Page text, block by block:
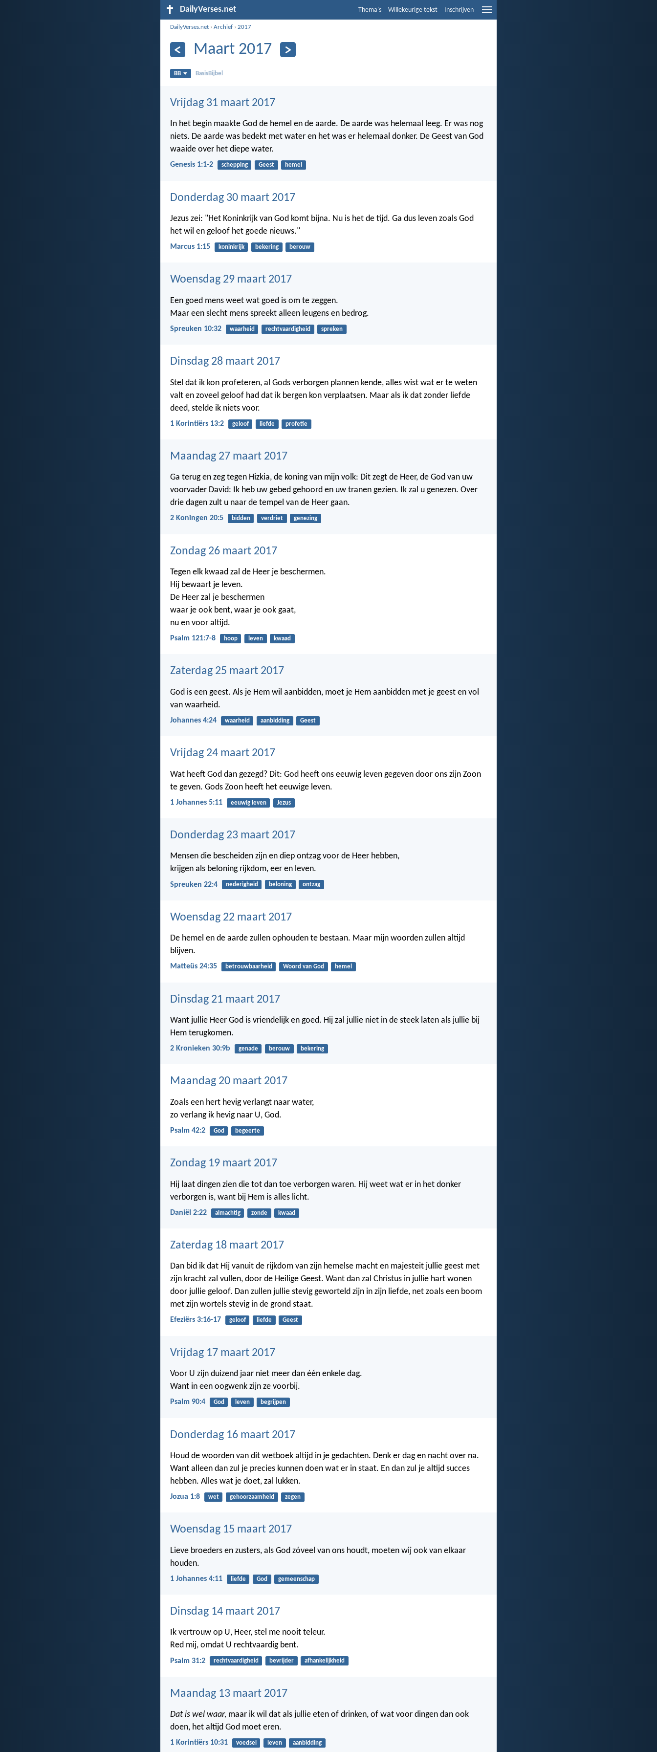
DailyVerses.net Thema's Willekeurige tekst Inschrijven
DailyVerses.net ›Archief ›2017
Maart 2017
BB BasisBijbel
Vrijdag 31 maart 2017
In het begin maakte God de hemel en de aarde. De aarde was helemaal leeg. Er was nog
niets. De aarde was bedekt met water en het was er helemaal donker. De Geest van God
waaide over het diepe water.
Genesis 1:1-2 schepping Geest hemel
Donderdag 30 maart 2017
Jezus zei: "Het Koninkrijk van God komt bijna. Nu is het de tijd. Ga dus leven zoals God
het wil en geloof het goede nieuws."
Marcus 1:15 koninkrijk bekering berouw
Woensdag 29 maart 2017
Een goed mens weet wat goed is om te zeggen.
Maar een slecht mens spreekt alleen leugens en bedrog.
Spreuken 10:32 waarheid rechtvaardigheid spreken
Dinsdag 28 maart 2017
Stel dat ik kon profeteren, al Gods verborgen plannen kende, alles wist wat er te weten
valt en zoveel geloof had dat ik bergen kon verplaatsen. Maar als ik dat zonder liefde
deed, stelde ik niets voor.
1 Korintiërs 13:2 geloof liefde profetie
Maandag 27 maart 2017
Ga terug en zeg tegen Hizkia, de koning van mijn volk: Dit zegt de Heer, de God van uw
voorvader David: Ik heb uw gebed gehoord en uw tranen gezien. Ik zal u genezen. Over
drie dagen zult u naar de tempel van de Heer gaan.
2 Koningen 20:5 bidden verdriet genezing
Zondag 26 maart 2017
Tegen elk kwaad zal de Heer je beschermen.
Hij bewaart je leven.
De Heer zal je beschermen
waar je ook bent, waar je ook gaat,
nu en voor altijd.
Psalm 121:7-8 hoop leven kwaad
Zaterdag 25 maart 2017
God is een geest. Als je Hem wil aanbidden, moet je Hem aanbidden met je geest en vol
van waarheid.
Johannes 4:24 waarheid aanbidding Geest
Vrijdag 24 maart 2017
Wat heeft God dan gezegd? Dit: God heeft ons eeuwig leven gegeven door ons zijn Zoon
te geven. Gods Zoon heeft het eeuwige leven.
1 Johannes 5:11 eeuwig leven Jezus
Donderdag 23 maart 2017
Mensen die bescheiden zijn en diep ontzag voor de Heer hebben,
krijgen als beloning rijkdom, eer en leven.
Spreuken 22:4 nederigheid beloning ontzag
Woensdag 22 maart 2017
De hemel en de aarde zullen ophouden te bestaan. Maar mijn woorden zullen altijd
blijven.
Matteüs 24:35 betrouwbaarheid Woord van God hemel
Dinsdag 21 maart 2017
Want jullie Heer God is vriendelijk en goed. Hij zal jullie niet in de steek laten als jullie bij
Hem terugkomen.
2 Kronieken 30:9b genade berouw bekering
Maandag 20 maart 2017
Zoals een hert hevig verlangt naar water,
zo verlang ik hevig naar U, God.
Psalm 42:2 God begeerte
Zondag 19 maart 2017
Hij laat dingen zien die tot dan toe verborgen waren. Hij weet wat er in het donker
verborgen is, want bij Hem is alles licht.
Daniël 2:22 almachtig zonde kwaad
Zaterdag 18 maart 2017
Dan bid ik dat Hij vanuit de rijkdom van zijn hemelse macht en majesteit jullie geest met
zijn kracht zal vullen, door de Heilige Geest. Want dan zal Christus in jullie hart wonen
door jullie geloof. Dan zullen jullie stevig geworteld zijn in zijn liefde, net zoals een boom
met zijn wortels stevig in de grond staat.
Efeziërs 3:16-17 geloof liefde Geest
Vrijdag 17 maart 2017
Voor U zijn duizend jaar niet meer dan één enkele dag.
Want in een oogwenk zijn ze voorbij.
Psalm 90:4 God leven begrijpen
Donderdag 16 maart 2017
Houd de woorden van dit wetboek altijd in je gedachten. Denk er dag en nacht over na.
Want alleen dan zul je precies kunnen doen wat er in staat. En dan zul je altijd succes
hebben. Alles wat je doet, zal lukken.
Jozua 1:8 wet gehoorzaamheid zegen
Woensdag 15 maart 2017
Lieve broeders en zusters, als God zóveel van ons houdt, moeten wij ook van elkaar
houden.
1 Johannes 4:11 liefde God gemeenschap
Dinsdag 14 maart 2017
Ik vertrouw op U, Heer, stel me nooit teleur.
Red mij, omdat U rechtvaardig bent.
Psalm 31:2 rechtvaardigheid bevrijder afhankelijkheid
Maandag 13 maart 2017
Dat is wel waar, maar ik wil dat als jullie eten of drinken, of wat voor dingen dan ook
doen, het altijd God moet eren.
1 Korintiërs 10:31 voedsel leven aanbidding